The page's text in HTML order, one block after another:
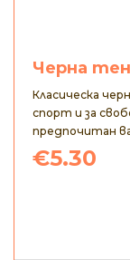
Черна
Класическа
спорт и за
предпочитан
€5.30